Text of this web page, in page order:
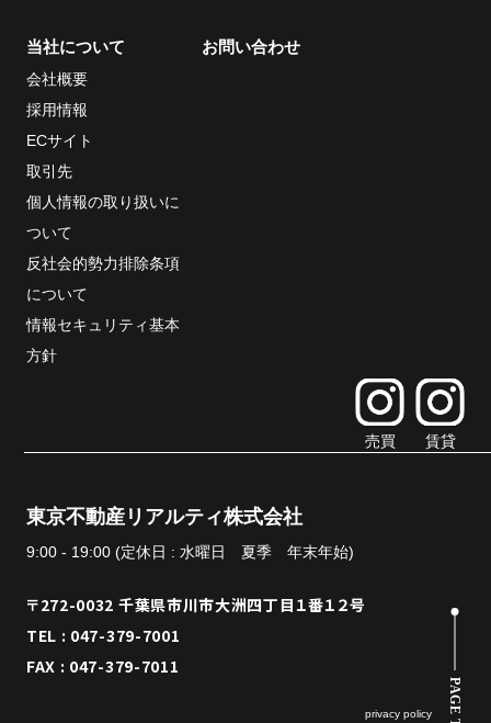
当社について
会社概要
採用情報
ECサイト
取引先
個人情報の取り扱いに
ついて
反社会的勢力排除条項
について
情報セキュリティ基本
方針
お問い合わせ
売買 賃貸
東京不動産リアルティ株式会社
9:00 - 19:00 (定休日 : 水曜日 夏季 年末年始)
〒272-0032 千葉県市川市大洲四丁目１番１２号
TEL : 047-379-7001
FAX : 047-379-7011
privacy policy